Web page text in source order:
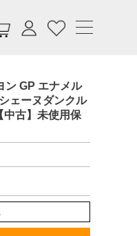
ン GP エナメル
ェーヌダンクル
中古】未使用保